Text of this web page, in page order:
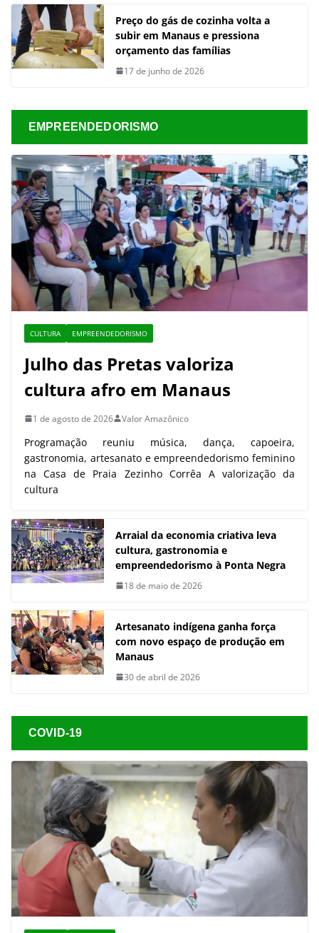
Preço do gás de cozinha volta a
subir em Manaus e pressiona
orçamento das famílias
17 de junho de 2026
EMPREENDEDORISMO
CULTURA EMPREENDEDORISMO
Julho das Pretas valoriza
cultura afro em Manaus
1 de agosto de 2026 Valor Amazônico
Programação reuniu música, dança, capoeira,
gastronomia, artesanato e empreendedorismo feminino
na Casa de Praia Zezinho Corrêa A valorização da
cultura
Arraial da economia criativa leva
cultura, gastronomia e
empreendedorismo à Ponta Negra
18 de maio de 2026
Artesanato indígena ganha força
com novo espaço de produção em
Manaus
30 de abril de 2026
COVID-19